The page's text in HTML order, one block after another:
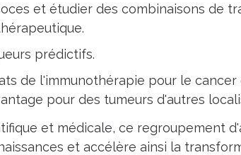
et étudier des combinaisons de
prédictifs.
de l'immunothérapie pour le cancer
pour des tumeurs d'autres
et médicale, ce regroupement
et accélère ainsi la